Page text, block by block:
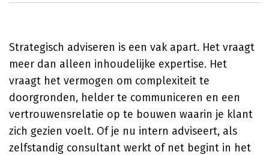
Strategisch adviseren is een vak apart. Het vraagt
meer dan alleen inhoudelijke expertise. Het
vraagt het vermogen om complexiteit te
doorgronden, helder te communiceren en een
vertrouwensrelatie op te bouwen waarin je klant
zich gezien voelt. Of je nu intern adviseert, als
zelfstandig consultant werkt of net begint in het